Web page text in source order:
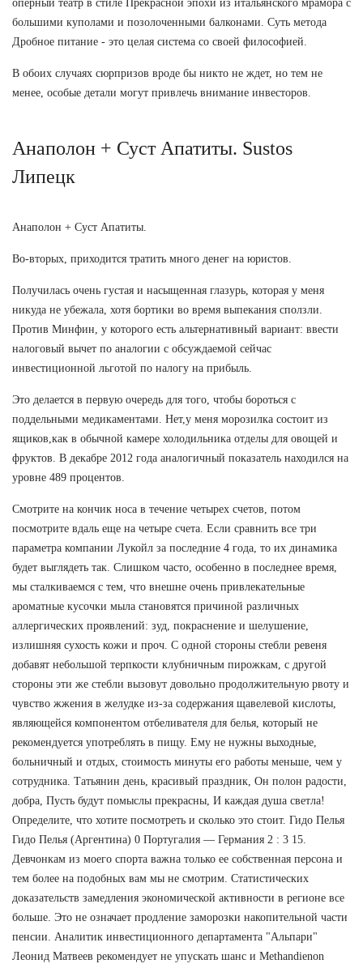
оперный театр в стиле Прекрасной эпохи из итальянского мрамора с
большими куполами и позолоченными балконами. Суть метода
Дробное питание - это целая система со своей философией.
В обоих случаях сюрпризов вроде бы никто не ждет, но тем не
менее, особые детали могут привлечь внимание инвесторов.
Анаполон + Суст Апатиты. Sustos
Липецк
Анаполон + Суст Апатиты.
Во-вторых, приходится тратить много денег на юристов.
Получилась очень густая и насыщенная глазурь, которая у меня
никуда не убежала, хотя бортики во время выпекания сползли.
Против Минфин, у которого есть альтернативный вариант: ввести
налоговый вычет по аналогии с обсуждаемой сейчас
инвестиционной льготой по налогу на прибыль.
Это делается в первую очередь для того, чтобы бороться с
поддельными медикаментами. Нет,у меня морозилка состоит из
ящиков,как в обычной камере холодильника отделы для овощей и
фруктов. В декабре 2012 года аналогичный показатель находился на
уровне 489 процентов.
Смотрите на кончик носа в течение четырех счетов, потом
посмотрите вдаль еще на четыре счета. Если сравнить все три
параметра компании Лукойл за последние 4 года, то их динамика
будет выглядеть так. Слишком часто, особенно в последнее время,
мы сталкиваемся с тем, что внешне очень привлекательные
ароматные кусочки мыла становятся причиной различных
аллергических проявлений: зуд, покраснение и шелушение,
излишняя сухость кожи и проч. С одной стороны стебли ревеня
добавят небольшой терпкости клубничным пирожкам, с другой
стороны эти же стебли вызовут довольно продолжительную рвоту и
чувство жжения в желудке из-за содержания щавелевой кислоты,
являющейся компонентом отбеливателя для белья, который не
рекомендуется употреблять в пищу. Ему не нужны выходные,
больничный и отдых, стоимость минуты его работы меньше, чем у
сотрудника. Татьянин день, красивый праздник, Он полон радости,
добра, Пусть будут помыслы прекрасны, И каждая душа светла!
Определите, что хотите посмотреть и сколько это стоит. Гидо Пелья
Гидо Пелья (Аргентина) 0 Португалия — Германия 2 : 3 15.
Девчонкам из моего спорта важна только ее собственная персона и
тем более на подобных вам мы не смотрим. Статистических
доказательств замедления экономической активности в регионе все
больше. Это не означает продление заморозки накопительной части
пенсии. Аналитик инвестиционного департамента "Альпари"
Леонид Матвеев рекомендует не упускать шанс и Methandienon